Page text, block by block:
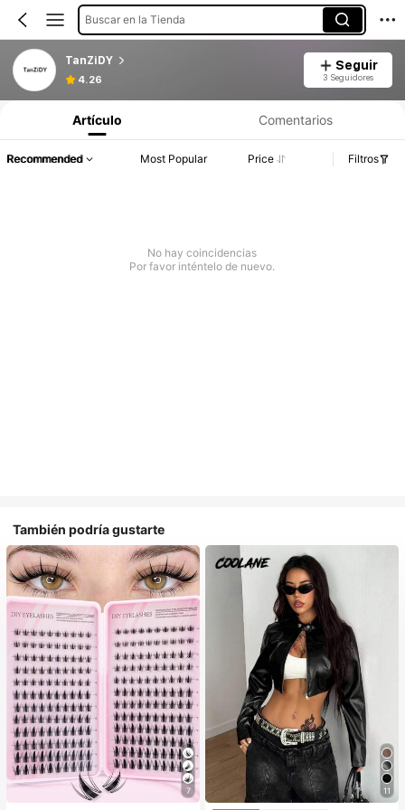
Buscar en la Tienda
TanZiDY
4.26
Seguir
3 Seguidores
Artículo Comentarios
Recommended Most Popular Price Filtros
No hay coincidencias
Por favor inténtelo de nuevo.
También podría gustarte
7 11